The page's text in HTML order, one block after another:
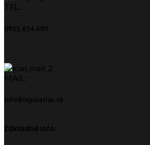
TEL.:
0915 614 690
MAIL:
info@lepsiatlac.sk
Základné info: